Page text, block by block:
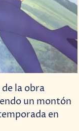
la obra
un montón
en